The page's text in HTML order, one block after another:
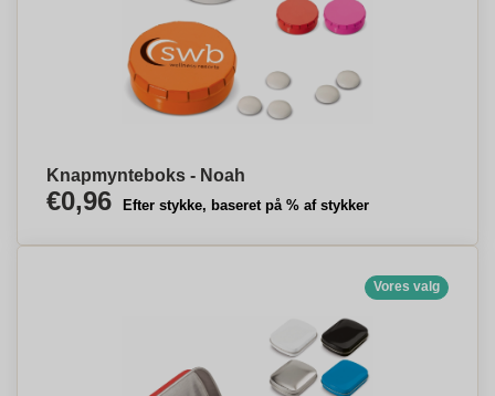
Knapmynteboks - Noah
€0,96 Efter stykke, baseret på % af stykker
Vores valg